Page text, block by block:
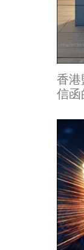
香
信函